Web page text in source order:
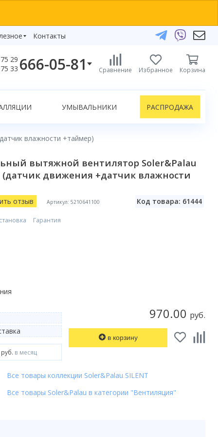
Контакты
29
33 666-05-81
+375 29 666-05-81
+375 17 243-24-29
Telegram
Viber
Сравнение Избранное Корзина
УМЫВАЛЬНИКИ РАСПРОДАЖА
влажности +таймер)
вытяжной вентилятор Soler&Palau
(датчик движения +датчик влажности
отзыв Артикул: 5210641100 Код товара: 61444
970.00 руб.
в корзину
Гарантия
в месяц
Все товары коллекции Soler&Palau SILENT
Все товары Soler&Palau в категории "Вентиляция"